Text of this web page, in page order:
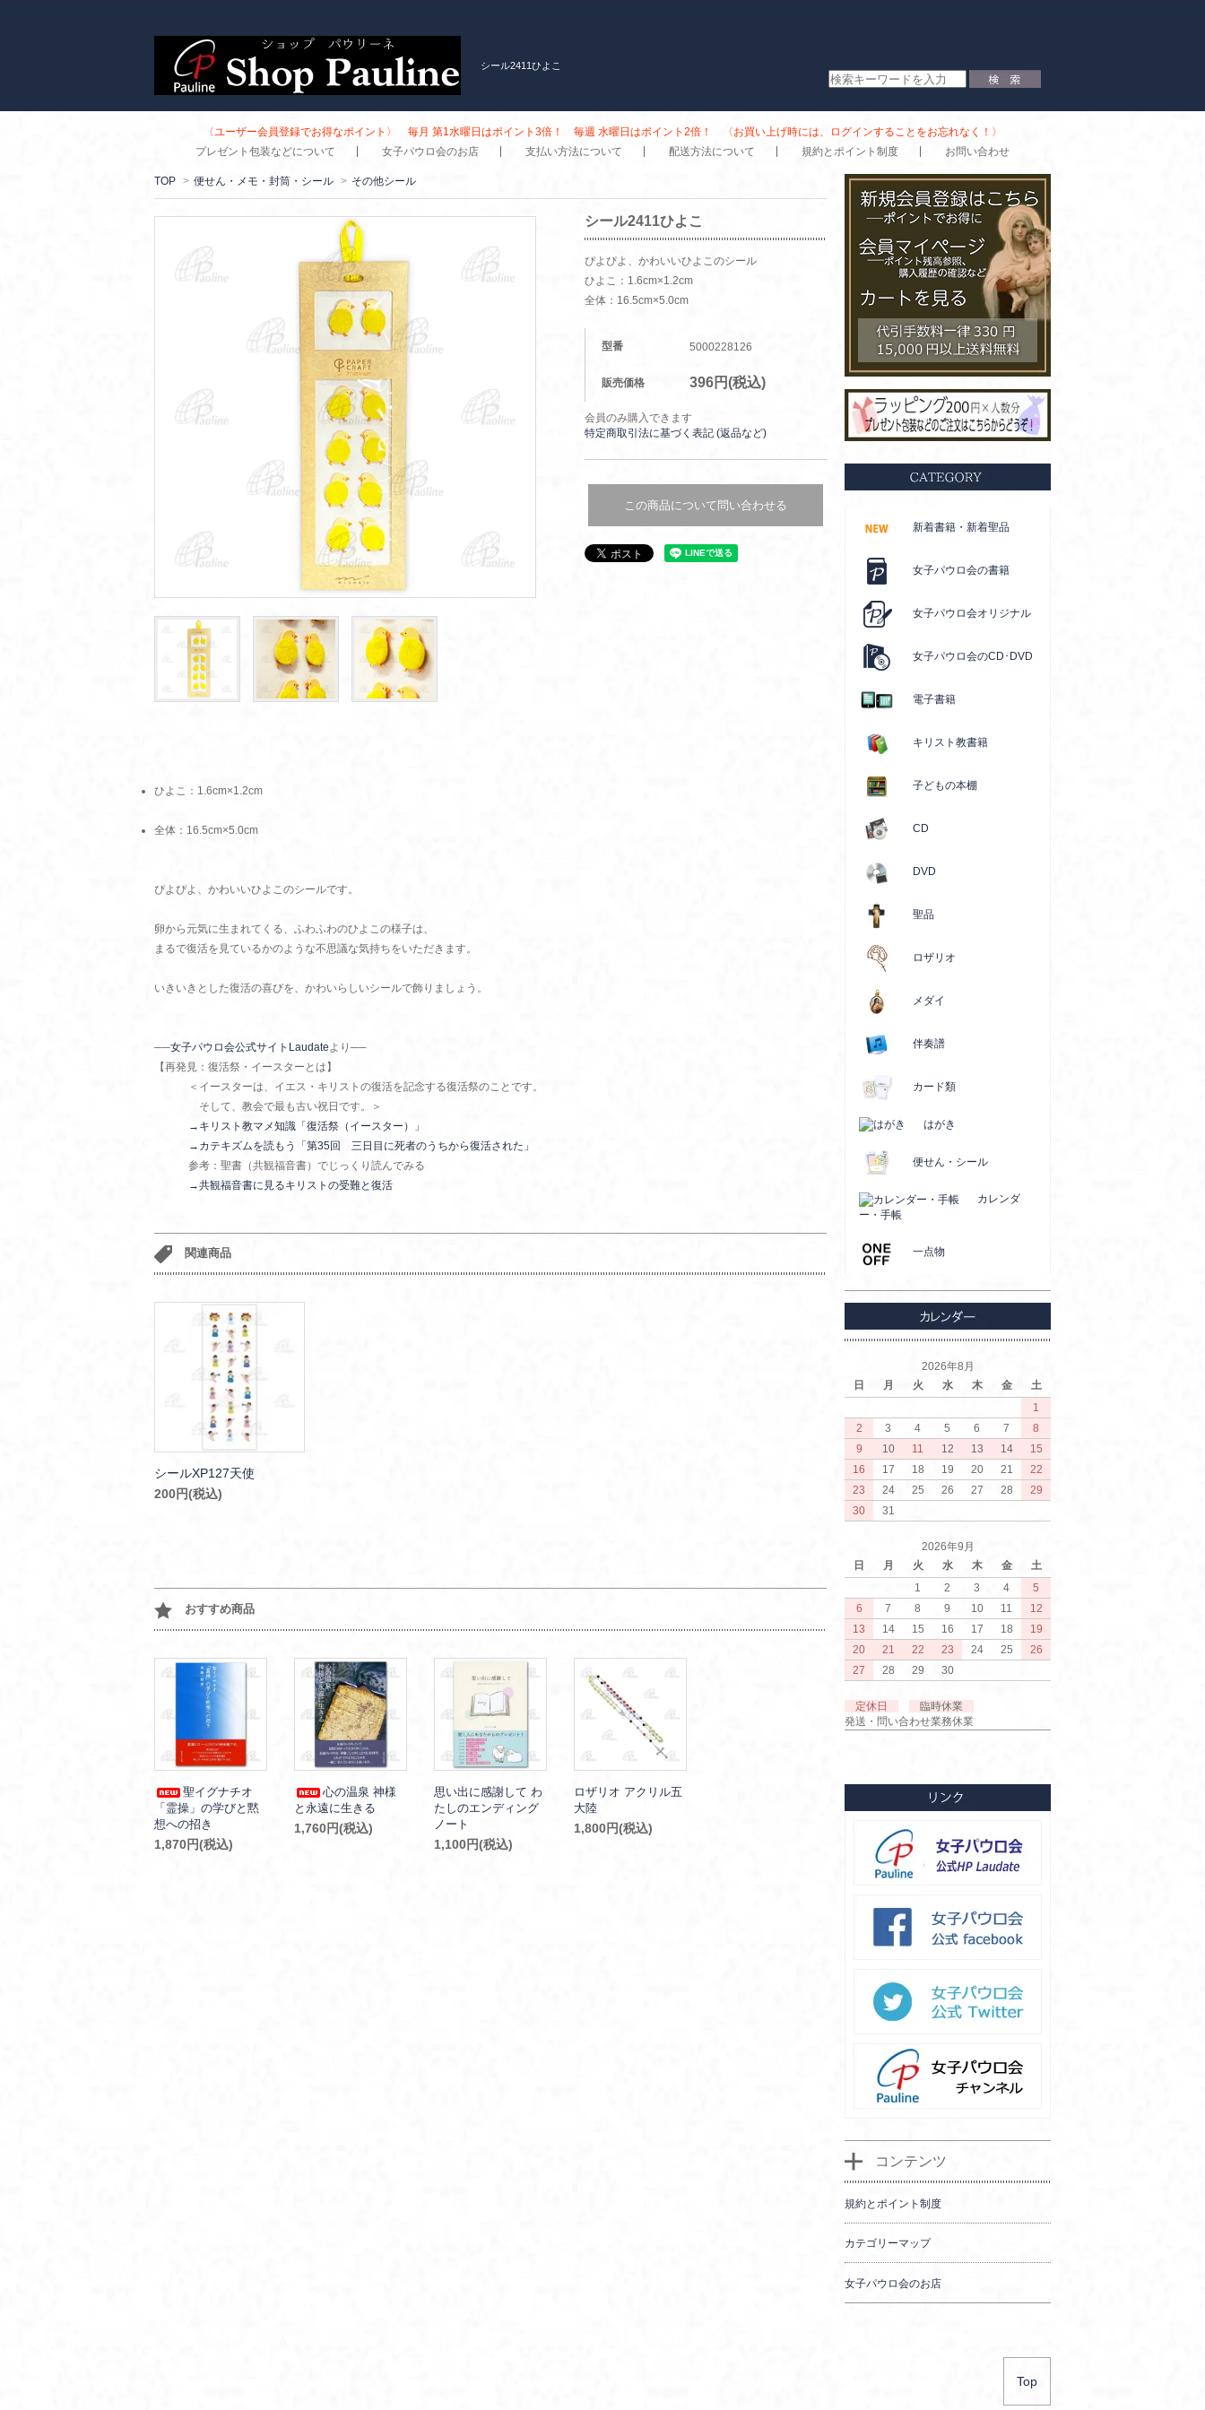
シール2411ひよこ
〈ユーザー会員登録でお得なポイント〉 毎月 第1水曜日はポイント3倍！ 毎週 水曜日はポイント2倍！ 〈お買い上げ時には、ログインすることをお忘れなく！〉
プレゼント包装などについて
女子パウロ会のお店 支払い方法について 配送方法について 規約とポイント制度 お問い合わせ
TOP > 便せん・メモ・封筒・シール > その他シール
シール2411ひよこ
ぴよぴよ、かわいいひよこのシール
ひよこ：1.6cm×1.2cm
全体：16.5cm×5.0cm
型番 5000228126
販売価格 396円(税込)
会員のみ購入できます
特定商取引法に基づく表記 (返品など)
この商品について問い合わせる
ひよこ：1.6cm×1.2cm
全体：16.5cm×5.0cm
ぴよぴよ、かわいいひよこのシールです。
卵から元気に生まれてくる、ふわふわのひよこの様子は、
まるで復活を見ているかのような不思議な気持ちをいただきます。
いきいきとした復活の喜びを、かわいらしいシールで飾りましょう。
──女子パウロ会公式サイトLaudateより──
【再発見：復活祭・イースターとは】
＜イースターは、イエス・キリストの復活を記念する復活祭のことです。
そして、教会で最も古い祝日です。＞
→キリスト教マメ知識「復活祭（イースター）」
→カテキズムを読もう「第35回 三日目に死者のうちから復活された」
参考：聖書（共観福音書）でじっくり読んでみる
→共観福音書に見るキリストの受難と復活
関連商品
シールXP127天使
200円(税込)
おすすめ商品
聖イグナチオ
「霊操」の学びと黙
想への招き
1,870円(税込)
心の温泉 神様
と永遠に生きる
1,760円(税込)
思い出に感謝して わ
たしのエンディング
ノート
1,100円(税込)
ロザリオ アクリル五
大陸
1,800円(税込)
新着書籍・新着聖品
女子パウロ会の書籍
女子パウロ会オリジナル
女子パウロ会のCD･DVD
電子書籍
キリスト教書籍
子どもの本棚
CD
DVD
聖品
ロザリオ
メダイ
伴奏譜
カード類
はがき
便せん・シール
カレンダ
ー・手帳
一点物
2026年8月
日
月 火 水 木 金
土
1
2
3 4 5 6 7
8
9
10 11 12 13 14
15
16
17 18 19 20 21
22
23
24 25 26 27 28
29
30
31
2026年9月
日
月 火 水 木 金
土
1
2 3 4
5
6
7 8 9 10 11
12
13
14 15 16 17 18
19
20
21 22 23 24 25
26
27
28 29 30
定休日
臨時休業
発送・問い合わせ業務休業
コンテンツ
規約とポイント制度
カテゴリーマップ
女子パウロ会のお店
Top